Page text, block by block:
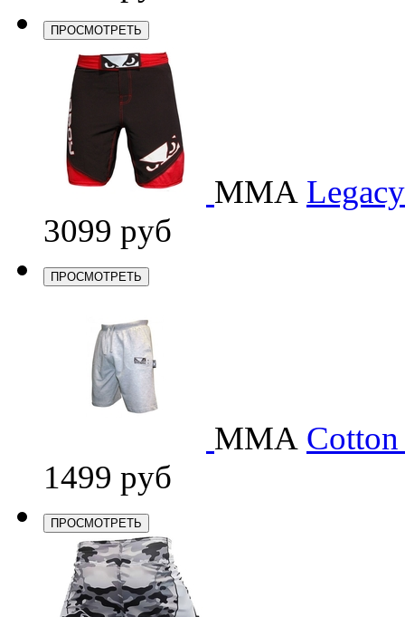
ПРОСМОТРЕТЬ
ММА
3099 руб
ПРОСМОТРЕТЬ
ММА
1499 руб
ПРОСМОТРЕТЬ